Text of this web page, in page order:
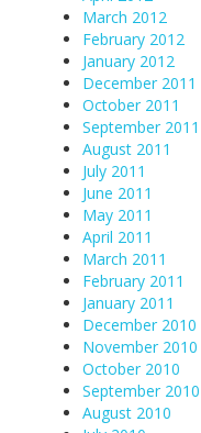
March 2012
February 2012
January 2012
December 2011
October 2011
September 2011
August 2011
July 2011
June 2011
May 2011
April 2011
March 2011
February 2011
January 2011
December 2010
November 2010
October 2010
September 2010
August 2010